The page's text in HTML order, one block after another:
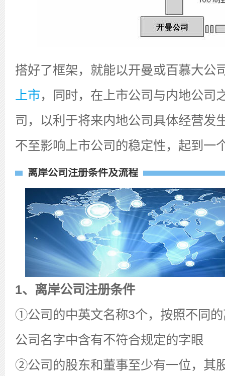
搭好了框架，就能以开曼或百慕大公
上市，同时，在上市公司与内地公司
司，以利于将来内地公司具体经营发
不至影响上市公司的稳定性，起到一
离岸公司注册条件及流程
1、离岸公司注册条件
①公司的中英文名称3个，按照不同
公司名字中含有不符合规定的字眼
②公司的股东和董事至少有一位，其